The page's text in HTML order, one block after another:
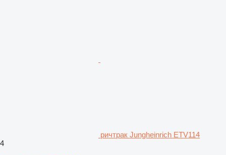
ричтрак Jungheinrich ETV114
4